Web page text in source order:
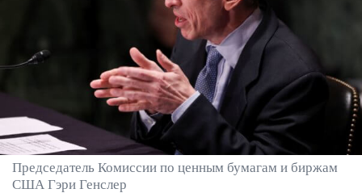
Председатель Комиссии по ценным бумагам и биржам
США Гэри Генслер